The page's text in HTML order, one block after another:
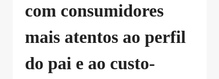
com consumidores
mais atentos ao perfil
do pai e ao custo-